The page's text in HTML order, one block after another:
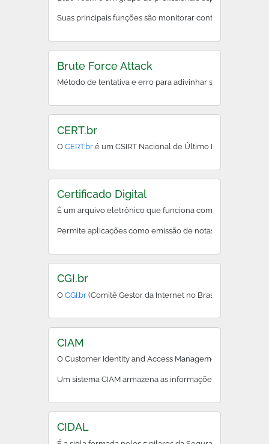
Suas principais funções são monitorar continuamente
Brute Force Attack
Método de tentativa e erro para adivinhar senhas ou
CERT.br
OCERT.br é um CSIRT Nacional de Último Recurso,
Certificado Digital
É um arquivo eletrônico que funciona como uma carteira
Permite aplicações como emissão de notas fiscais
CGI.br
OCGI.br (Comitê Gestor da Internet no Brasil) define
CIAM
O Customer Identity and Access Management (CIAM),
Um sistema CIAM armazena as informações de
CIDAL